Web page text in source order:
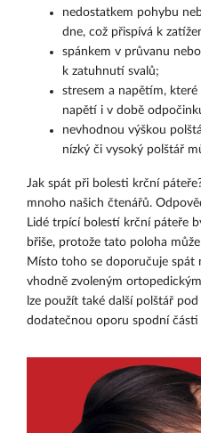
nedostatkem pohybu
dne, což přispívá k
spánkem v průvanu
k zatuhnutí svalů;
stresem a napětím, které
napětí i v době
nevhodnou výškou
nízký či vysoký polštář
Jak spát při bolesti krční
mnoho našich čtenářů.
Lidé trpící bolestí krční páteře
břiše, protože tato poloha
Místo toho se doporučuje spát
vhodně zvoleným
lze použít také další polštář
dodatečnou oporu spodní části